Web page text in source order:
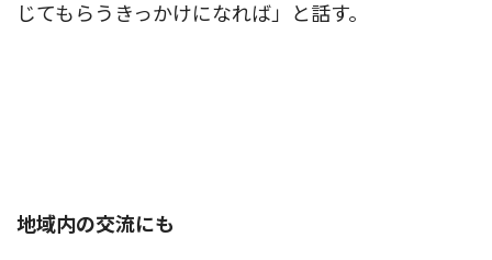
じてもらうきっかけになれば」と話す。
地域内の交流にも